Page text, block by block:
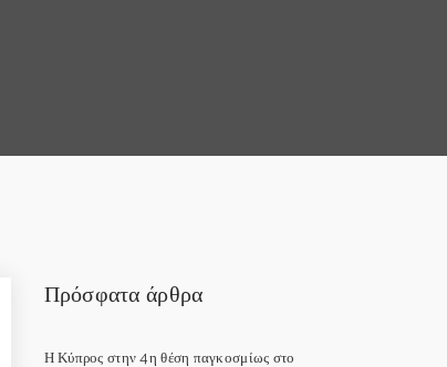
Πρόσφατα άρθρα
Η Κύπρος στην 4η θέση παγκοσμίως στο